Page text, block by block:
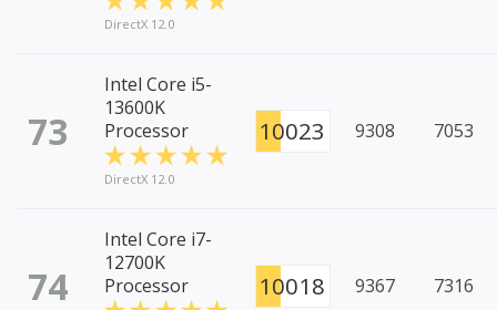
DirectX 12.0
73
Intel Core i5-
13600K
Processor
DirectX 12.0
10023 9308 7053
74
Intel Core i7-
12700K
Processor
10018 9367 7316